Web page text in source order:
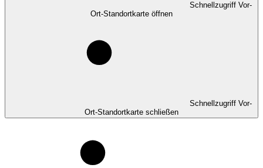
Schnellzugriff Vor-
Ort-Standortkarte öffnen
Schnellzugriff Vor-
Ort-Standortkarte schließen